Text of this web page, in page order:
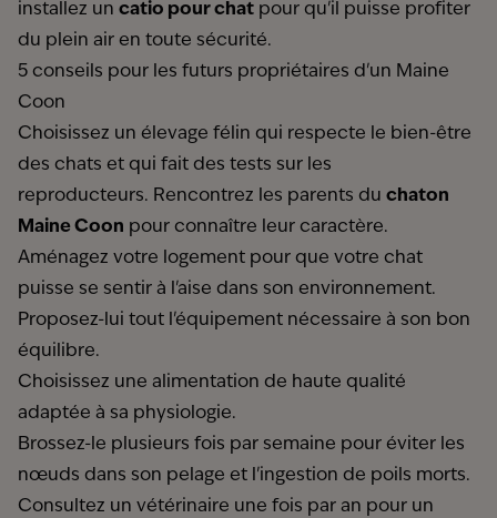
installez un catio pour chat pour qu'il puisse profiter
du plein air en toute sécurité.
5 conseils pour les futurs propriétaires d'un Maine
Coon
Choisissez un élevage félin qui respecte le bien-être
des chats et qui fait des tests sur les
reproducteurs. Rencontrez les parents du chaton
Maine Coon pour connaître leur caractère.
Aménagez votre logement pour que votre chat
puisse se sentir à l'aise dans son environnement.
Proposez-lui tout l'équipement nécessaire à son bon
équilibre.
Choisissez une alimentation de haute qualité
adaptée à sa physiologie.
Brossez-le plusieurs fois par semaine pour éviter les
nœuds dans son pelage et l'ingestion de poils morts.
Consultez un vétérinaire une fois par an pour un